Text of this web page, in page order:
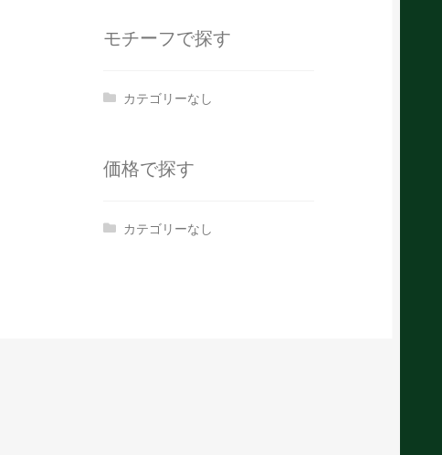
モチーフで探す
カテゴリーなし
価格で探す
カテゴリーなし